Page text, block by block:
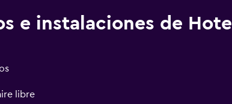
e instalaciones de Hotel
libre